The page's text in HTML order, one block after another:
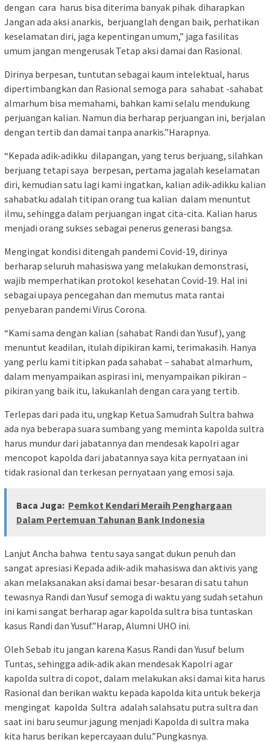
dengan cara harus bisa diterima banyak pihak. diharapkan
Jangan ada aksi anarkis, berjuanglah dengan baik, perhatikan
keselamatan diri, jaga kepentingan umum,” jaga fasilitas
umum jangan mengerusak Tetap aksi damai dan Rasional.
Dirinya berpesan, tuntutan sebagai kaum intelektual, harus
dipertimbangkan dan Rasional semoga para sahabat -sahabat
almarhum bisa memahami, bahkan kami selalu mendukung
perjuangan kalian. Namun dia berharap perjuangan ini, berjalan
dengan tertib dan damai tanpa anarkis.”Harapnya.
“Kepada adik-adikku dilapangan, yang terus berjuang, silahkan
berjuang tetapi saya berpesan, pertama jagalah keselamatan
diri, kemudian satu lagi kami ingatkan, kalian adik-adikku kalian
sahabatku adalah titipan orang tua kalian dalam menuntut
ilmu, sehingga dalam perjuangan ingat cita-cita. Kalian harus
menjadi orang sukses sebagai penerus generasi bangsa.
Mengingat kondisi ditengah pandemi Covid-19, dirinya
berharap seluruh mahasiswa yang melakukan demonstrasi,
wajib memperhatikan protokol kesehatan Covid-19. Hal ini
sebagai upaya pencegahan dan memutus mata rantai
penyebaran pandemi Virus Corona.
“Kami sama dengan kalian (sahabat Randi dan Yusuf), yang
menuntut keadilan, itulah dipikiran kami, terimakasih. Hanya
yang perlu kami titipkan pada sahabat – sahabat almarhum,
dalam menyampaikan aspirasi ini, menyampaikan pikiran –
pikiran yang baik itu, lakukanlah dengan cara yang tertib.
Terlepas dari pada itu, ungkap Ketua Samudrah Sultra bahwa
ada nya beberapa suara sumbang yang meminta kapolda sultra
harus mundur dari jabatannya dan mendesak kapolri agar
mencopot kapolda dari jabatannya saya kita pernyataan ini
tidak rasional dan terkesan pernyataan yang emosi saja.
Baca Juga: Pemkot Kendari Meraih Penghargaan
Dalam Pertemuan Tahunan Bank Indonesia
Lanjut Ancha bahwa tentu saya sangat dukun penuh dan
sangat apresiasi Kepada adik-adik mahasiswa dan aktivis yang
akan melaksanakan aksi damai besar-besaran di satu tahun
tewasnya Randi dan Yusuf semoga di waktu yang sudah setahun
ini kami sangat berharap agar kapolda sultra bisa tuntaskan
kasus Randi dan Yusuf.”Harap, Alumni UHO ini.
Oleh Sebab itu jangan karena Kasus Randi dan Yusuf belum
Tuntas, sehingga adik-adik akan mendesak Kapolri agar
kapolda sultra di copot, dalam melakukan aksi damai kita harus
Rasional dan berikan waktu kepada kapolda kita untuk bekerja
mengingat kapolda Sultra adalah salahsatu putra sultra dan
saat ini baru seumur jagung menjadi Kapolda di sultra maka
kita harus berikan kepercayaan dulu.”Pungkasnya.